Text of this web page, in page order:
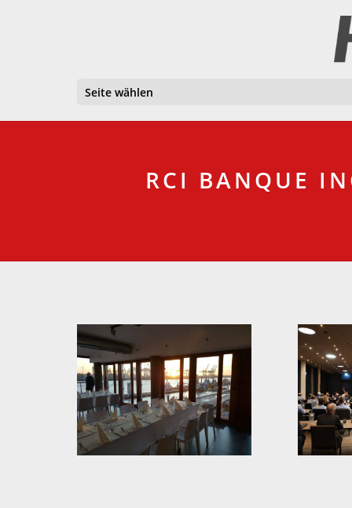
Seite wählen
RCI BANQUE